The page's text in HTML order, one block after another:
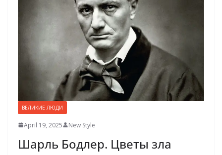
ВЕЛИКИЕ ЛЮДИ
April 19, 2025 New Style
Шарль Бодлер. Цветы зла